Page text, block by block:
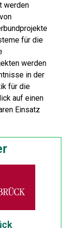
werden
für die
werden
in der
für die
auf einen
Einsatz